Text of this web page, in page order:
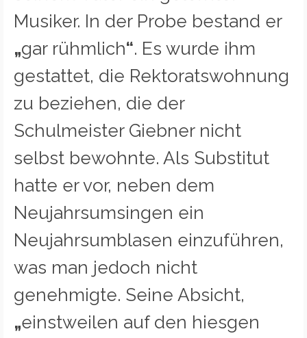
Musiker. In der Probe bestand er
„gar rühmlich“. Es wurde ihm
gestattet, die Rektoratswohnung
zu beziehen, die der
Schulmeister Giebner nicht
selbst bewohnte. Als Substitut
hatte er vor, neben dem
Neujahrsumsingen ein
Neujahrsumblasen einzuführen,
was man jedoch nicht
genehmigte. Seine Absicht,
„einstweilen auf den hiesgen